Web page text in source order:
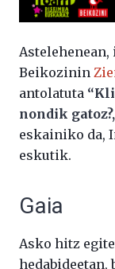
Beikozinin
antolatuta “
nondik
eskainiko da,
eskutik.
Gaia
Asko hitz
hedabideetan,